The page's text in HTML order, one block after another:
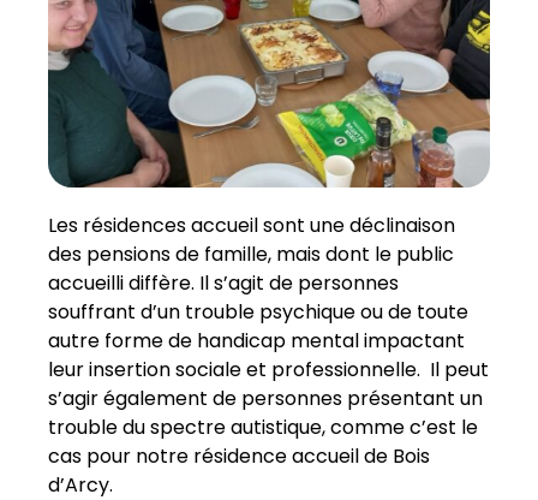
Les résidences accueil sont une déclinaison
des pensions de famille, mais dont le public
accueilli diffère. Il s’agit de personnes
souffrant d’un trouble psychique ou de toute
autre forme de handicap mental impactant
leur insertion sociale et professionnelle. Il peut
s’agir également de personnes présentant un
trouble du spectre autistique, comme c’est le
cas pour notre résidence accueil de Bois
d’Arcy.